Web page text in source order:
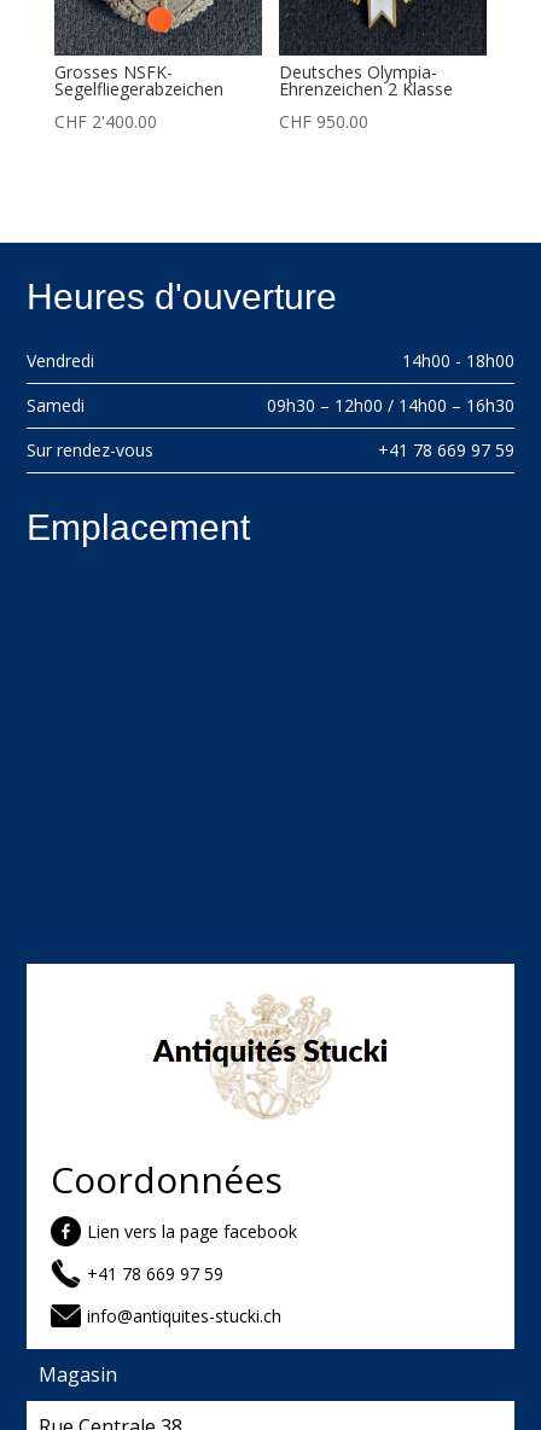
Grosses NSFK-
Segelfliegerabzeichen
CHF2'400.00
Deutsches Olympia-
Ehrenzeichen 2 Klasse
CHF 950.00
Heures d'ouverture
Vendredi
14h00 - 18h00
Samedi
09h30 – 12h00 / 14h00 – 16h30
Sur rendez-vous
+41 78 669 97 59
Emplacement
Coordonnées
Lien vers la page facebook
+41 78 669 97 59
info@antiquites-stucki.ch
Magasin